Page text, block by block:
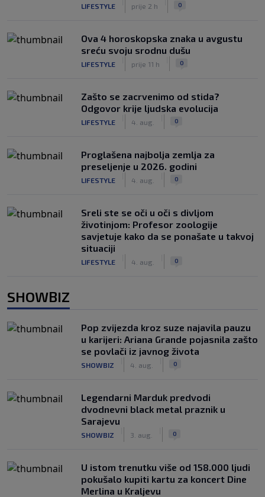
LIFESTYLE prije 2 h 0
Ova 4 horoskopska znaka u avgustu
sreću svoju srodnu dušu
LIFESTYLE prije 11 h 0
Zašto se zacrvenimo od stida?
Odgovor krije ljudska evolucija
LIFESTYLE 4. aug. 0
Proglašena najbolja zemlja za
preseljenje u 2026. godini
LIFESTYLE 4. aug. 0
Sreli ste se oči u oči s divljom
životinjom: Profesor zoologije
savjetuje kako da se ponašate u takvoj
situaciji
LIFESTYLE 4. aug. 0
SHOWBIZ
Pop zvijezda kroz suze najavila pauzu
u karijeri: Ariana Grande pojasnila zašto
se povlači iz javnog života
SHOWBIZ 4. aug. 0
Legendarni Marduk predvodi
dvodnevni black metal praznik u
Sarajevu
SHOWBIZ 3. aug. 0
U istom trenutku više od 158.000 ljudi
pokušalo kupiti kartu za koncert Dine
Merlina u Kraljevu